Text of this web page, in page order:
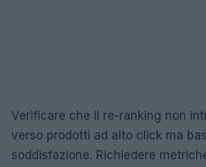
Verificare che il re-ranking non
verso prodotti ad alto click ma
soddisfazione. Richiedere